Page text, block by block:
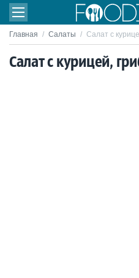
Главная / Салаты / Салат с
Салат с курицей,